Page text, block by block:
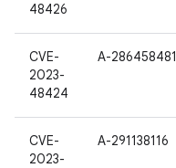
48426
CVE-
2023-
48424
A-286458481
CVE-
2023-
A-291138116